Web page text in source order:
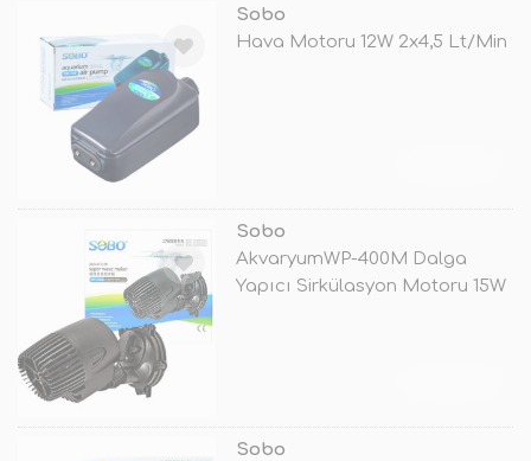
Sobo
Hava Motoru 12W 2x4,5 Lt/Min
Sobo
AkvaryumWP-400M Dalga
Yapıcı Sirkülasyon Motoru 15W
Sobo